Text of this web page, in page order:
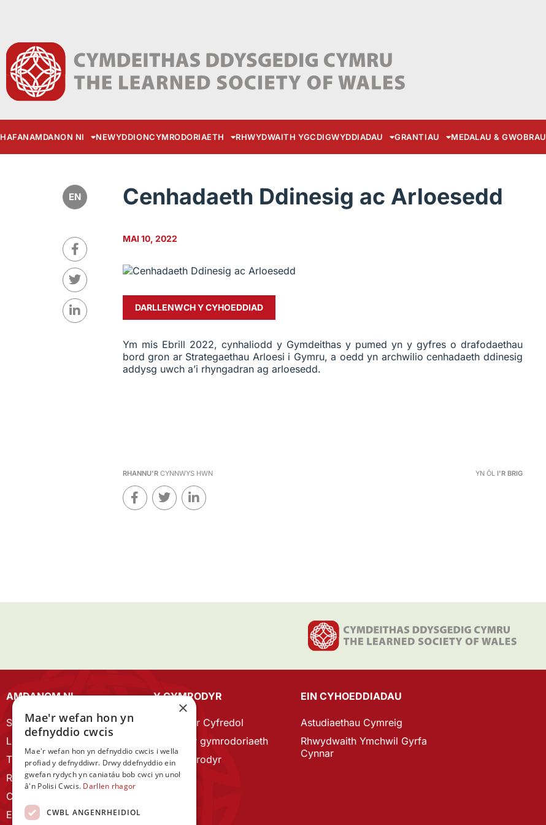
HAFANAMDANON NI NEWYDDIONCYMRODORIAETH RHWYDWAITH YGCDIGWYDDIADAU GRANTIAU MEDALAU & GWOBRAU
EN Cenhadaeth Ddinesig ac Arloesedd
MAI 10, 2022
DARLLENWCH Y CYHOEDDIAD
Ym mis Ebrill 2022, cynhaliodd y Gymdeithas y pumed yn y gyfres o drafodaethau
bord gron ar Strategaethau Arloesi i Gymru, a oedd yn archwilio cenhadaeth ddinesig
addysg uwch a’i rhyngadran ag arloesedd.
RHANNU'RCYNNWYS HWN YN ÔL I'R BRIG
AMDANOM NI
Strategaeth 2023-28
Llywodraethu
Tîm Staff
RYGC Hafan
Canllawiau brandio
Ein Hanes
Y CYMRODYR
Cymrodyr Cyfredol
Esbonio’r gymrodoriaeth
Cyn Gymrodyr
EIN CYHOEDDIADAU
Astudiaethau Cymreig
Rhwydwaith Ymchwil Gyrfa
Cynnar
×
Mae'r wefan hon yn
defnyddio cwcis
Mae'r wefan hon yn defnyddio cwcis i wella
profiad y defnyddiwr. Drwy ddefnyddio ein
gwefan rydych yn caniatáu bob cwci yn unol
â'n Polisi Cwcis. Darllen rhagor
CWBL ANGENRHEIDIOL